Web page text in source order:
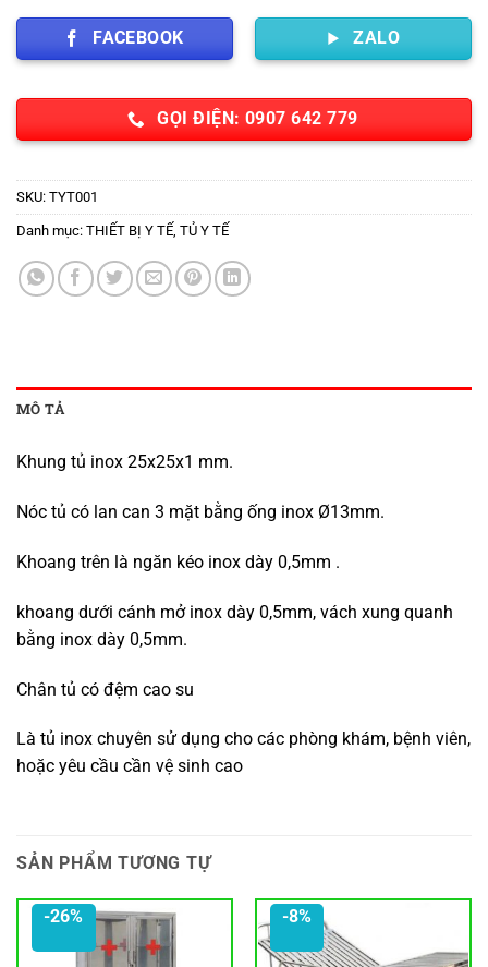
FACEBOOK ZALO
GỌI ĐIỆN: 0907 642 779
SKU: TYT001
Danh mục: THIẾT BỊ Y TẾ TỦ Y TẾ
MÔ TẢ
Khung tủ inox 25x25x1 mm.
Nóc tủ có lan can 3 mặt bằng ống inox Ø13mm.
Khoang trên là ngăn kéo inox dày 0,5mm .
khoang dưới cánh mở inox dày 0,5mm, vách xung quanh
bằng inox dày 0,5mm.
Chân tủ có đệm cao su
Là tủ inox chuyên sử dụng cho các phòng khám, bệnh viên,
hoặc yêu cầu cần vệ sinh cao
SẢN PHẨM TƯƠNG TỰ
-26% -8%